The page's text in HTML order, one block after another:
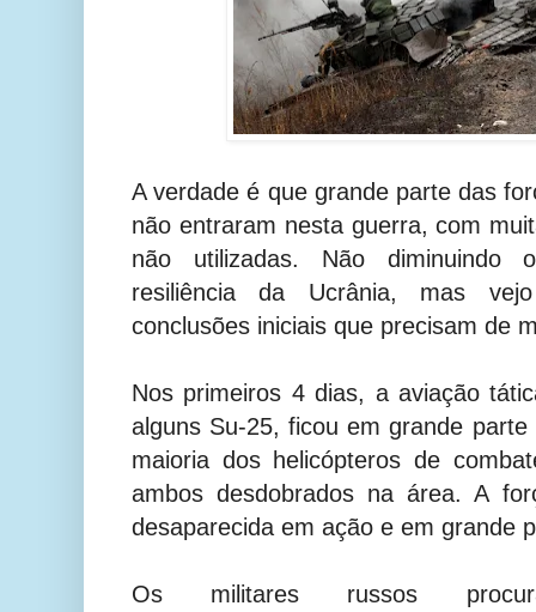
A verdade é que grande parte das
não entraram nesta guerra, com
não utilizadas. Não diminuindo
resiliência da Ucrânia, mas
conclusões iniciais que precisam de
Nos primeiros 4 dias, a aviação
alguns Su-25, ficou em grande
maioria dos helicópteros de
ambos desdobrados na área. A
desaparecida em ação e em grande
Os militares russos